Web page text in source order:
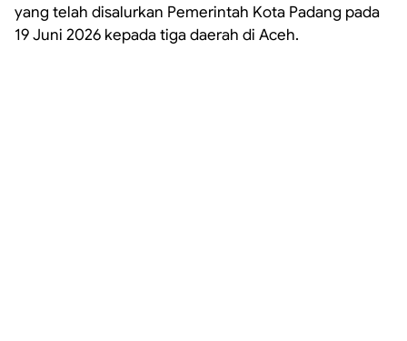
yang telah disalurkan Pemerintah Kota Padang pada
19 Juni 2026 kepada tiga daerah di Aceh.